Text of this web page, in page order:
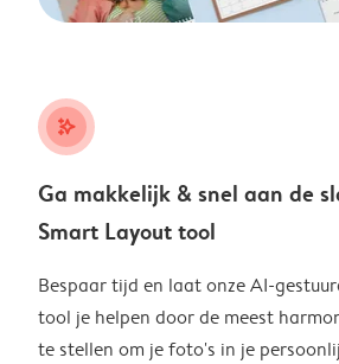
stars_plus
Ga makkelijk & snel aan de
Smart Layout tool
Bespaar tijd en laat onze AI-
tool je helpen door de meest
te stellen om je foto's in je